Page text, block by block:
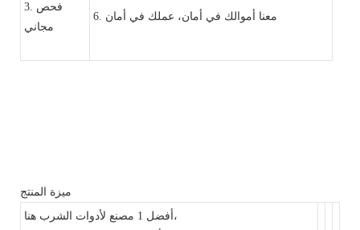
3. فحص
مجاني
6. معنا أموالك في أمان، عملك في أمان
ميزة المنتج
أفضل 1 مصنع لأدوات الشرب هنا،